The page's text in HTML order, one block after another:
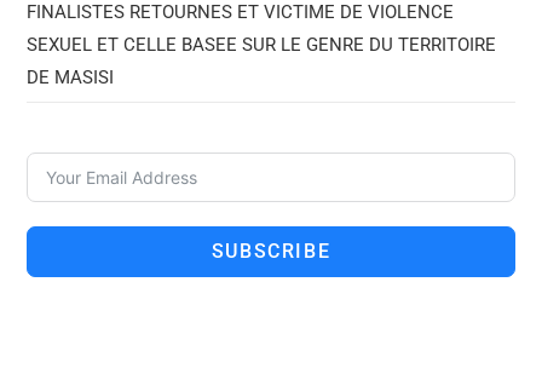
FINALISTES RETOURNES ET VICTIME DE VIOLENCE
SEXUEL ET CELLE BASEE SUR LE GENRE DU TERRITOIRE
DE MASISI
SUBSCRIBE